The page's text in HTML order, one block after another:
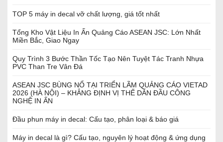
TOP 5 máy in decal vỡ chất lượng, giá tốt nhất
Tổng Kho Vật Liệu In Ấn Quảng Cáo ASEAN JSC: Lớn Nhất
Miền Bắc, Giao Ngay
Quy Trình 3 Bước Thần Tốc Tạo Nên Tuyệt Tác Tranh Nhựa
PVC Than Tre Vân Đá
ASEAN JSC BÙNG NỔ TẠI TRIỂN LÃM QUẢNG CÁO VIETAD
2026 (HÀ NỘI) – KHẲNG ĐỊNH VỊ THẾ DẪN ĐẦU CÔNG
NGHỆ IN ẤN
Đầu phun máy in decal: Cấu tạo, phân loại & báo giá
Máy in decal là gì? Cấu tạo, nguyên lý hoạt động & ứng dụng